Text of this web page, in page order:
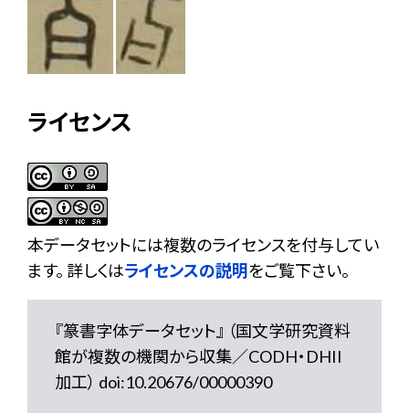
ライセンス
本データセットには複数のライセンスを付与してい
ます。 詳しくはライセンスの説明をご覧下さい。
『篆書字体データセット』 （国文学研究資料
館が複数の機関から収集／CODH・DHII
加工） doi:10.20676/00000390